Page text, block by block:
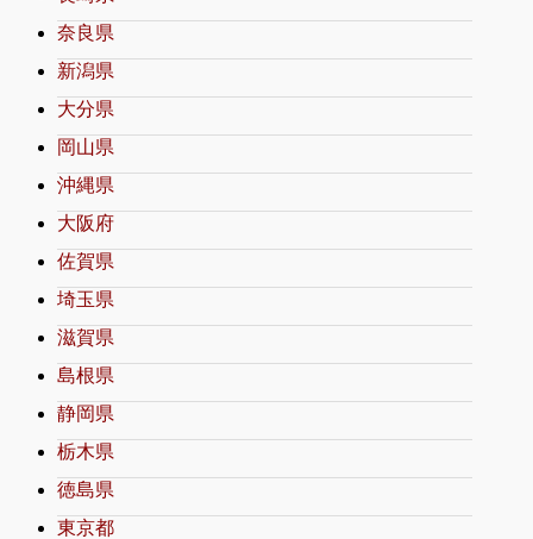
奈良県
新潟県
大分県
岡山県
沖縄県
大阪府
佐賀県
埼玉県
滋賀県
島根県
静岡県
栃木県
徳島県
東京都